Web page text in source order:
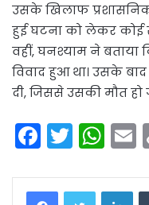
उसके खिलाफ प्रशासनिक
हुई घटना को लेकर कोई
वहीं, घनश्याम ने
विवाद हुआ था। उसके
दी, जिससे उसकी मौत हो
F
a
c
T
w
itt
W
h
a
E